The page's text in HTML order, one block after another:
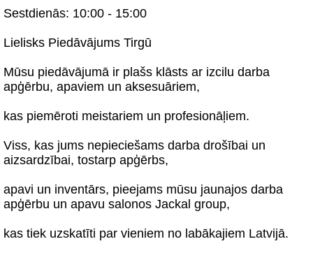
Sestdienās: 10:00 - 15:00
Lielisks Piedāvājums Tirgū
Mūsu piedāvājumā ir plašs klāsts ar izcilu darba
apģērbu, apaviem un aksesuāriem,
kas piemēroti meistariem un profesionāļiem.
Viss, kas jums nepieciešams darba drošībai un
aizsardzībai, tostarp apģērbs,
apavi un inventārs, pieejams mūsu jaunajos darba
apģērbu un apavu salonos Jackal group,
kas tiek uzskatīti par vieniem no labākajiem Latvijā.